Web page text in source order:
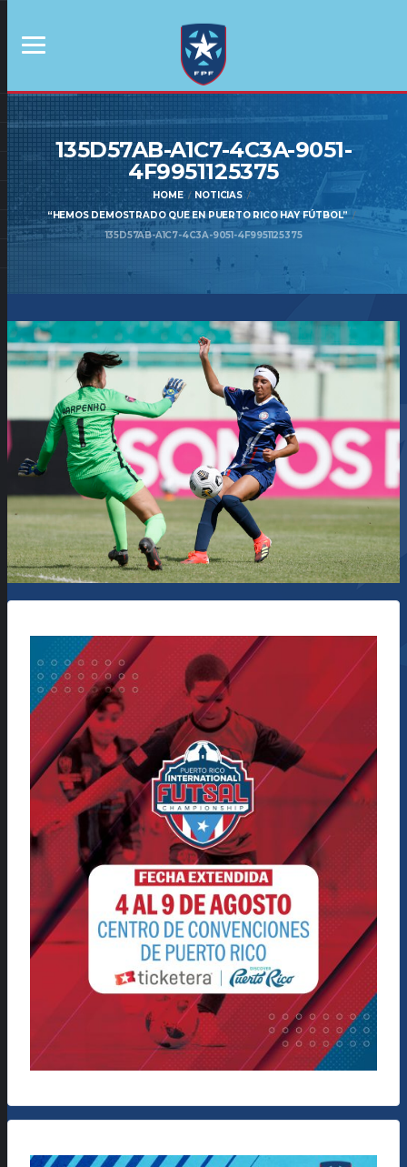
135D57AB-A1C7-4C3A-9051-
4F9951125375
HOME
NOTICIAS
“HEMOS DEMOSTRADO QUE EN PUERTO RICO HAY FÚTBOL”
135D57AB-A1C7-4C3A-9051-4F9951125375